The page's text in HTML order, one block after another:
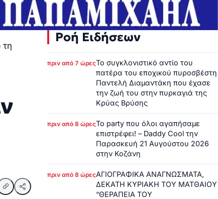
Ροή Ειδήσεων
πριν από 7 ώρεςΤο συγκλονιστικό αντίο του
πατέρα του εποχικού πυροσβέστη
Παντελή Διαμαντάκη που έχασε
την ζωή του στην πυρκαγιά της
Κρύας Βρύσης
πριν από 8 ώρεςΤο party που όλοι αγαπήσαμε
επιστρέφει! – Daddy Cool την
Παρασκευή 21 Αυγούστου 2026
στην Κοζάνη
πριν από 8 ώρεςΑΓΙΟΓΡΑΦΙΚΑ ΑΝΑΓΝΩΣΜΑΤΑ,
ΔΕΚΑΤΗ ΚΥΡΙΑΚΗ ΤΟΥ ΜΑΤΘΑΙΟΥ
“ΘΕΡΑΠΕΙΑ ΤΟΥ